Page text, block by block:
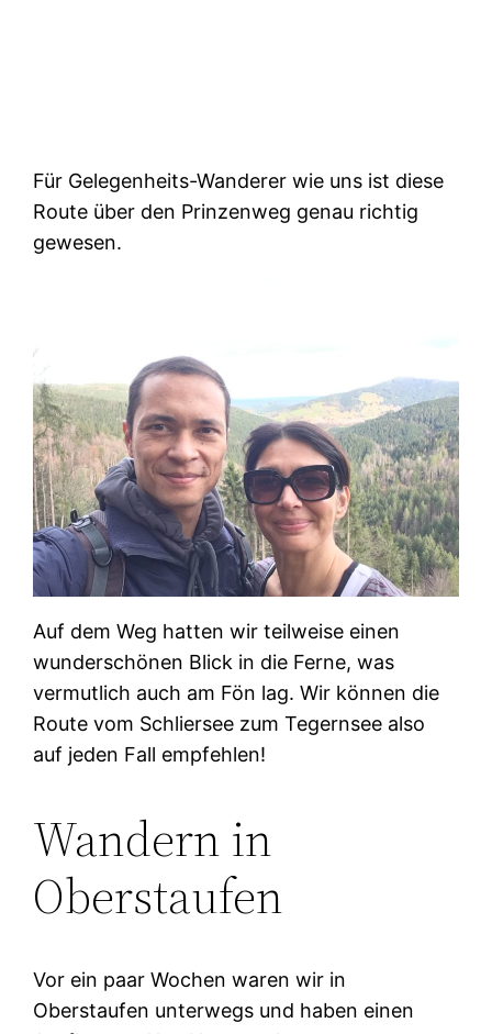
Für Gelegenheits-Wanderer wie uns ist diese
Route über den Prinzenweg genau richtig
gewesen.
Auf dem Weg hatten wir teilweise einen
wunderschönen Blick in die Ferne, was
vermutlich auch am Fön lag. Wir können die
Route vom Schliersee zum Tegernsee also
auf jeden Fall empfehlen!
Wandern in
Oberstaufen
Vor ein paar Wochen waren wir in
Oberstaufen unterwegs und haben einen